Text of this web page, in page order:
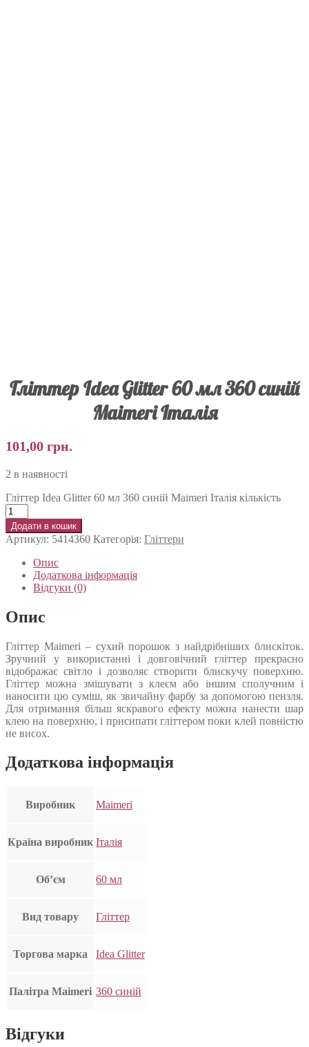
Гліттер Idea Glitter 60 мл 360 синій
Maimeri Італія
101,00 грн.
2 в наявності
Гліттер Idea Glitter 60 мл 360 синій Maimeri Італія кількість
Додати в кошик
Артикул: 5414360 Категорія: Гліттери
Опис
Додаткова інформація
Відгуки (0)
Опис
Гліттер Maimeri – сухий порошок з найдрібніших блискіток.
Зручний у використанні і довговічний гліттер прекрасно
відображає світло і дозволяє створити блискучу поверхню.
Гліттер можна змішувати з клеєм або іншим сполучним і
наносити цю суміш, як звичайну фарбу за допомогою пензля.
Для отримання більш яскравого ефекту можна нанести шар
клею на поверхню, і присипати гліттером поки клей повністю
не висох.
Додаткова інформація
Виробник Maimeri
Країна виробник Італія
Об’єм 60 мл
Вид товару Гліттер
Торгова марка Idea Glitter
Палітра Maimeri 360 синій
Відгуки